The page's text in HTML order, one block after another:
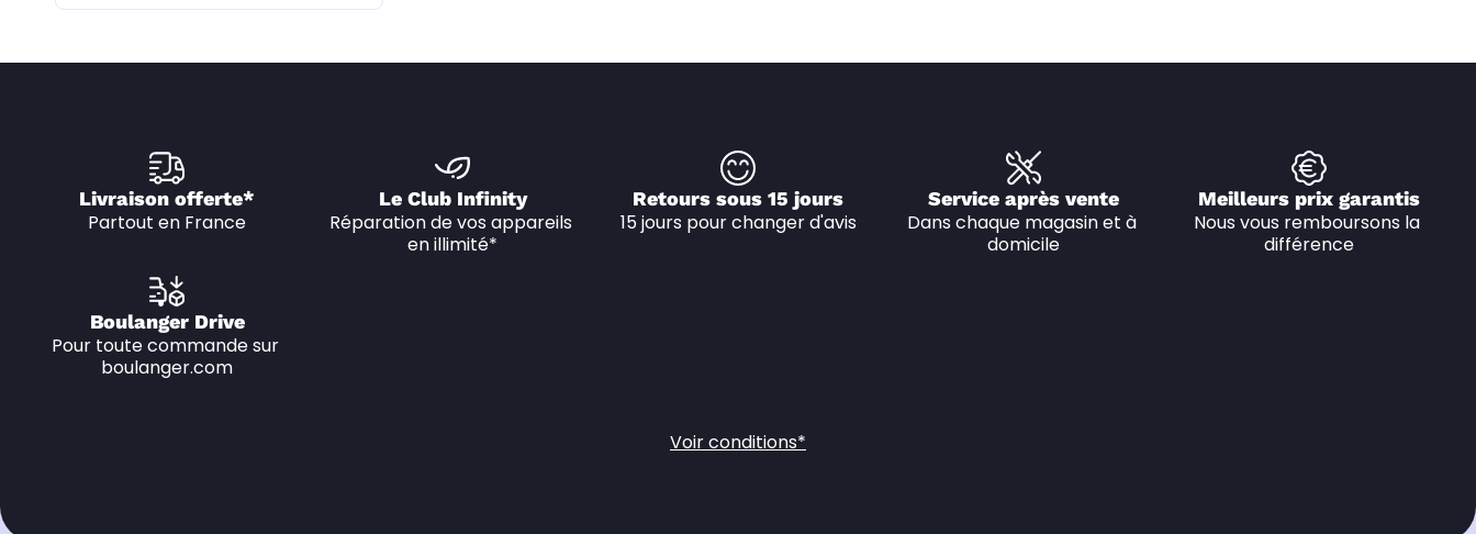
Livraison offerte*
Partout en France
Le Club Infinity
Réparation de vos appareils
en illimité*
Retours sous 15 jours
15 jours pour changer d'avis
Service après vente
Dans chaque magasin et à
domicile
Meilleurs prix garantis
Nous vous remboursons la
différence
Boulanger Drive
Pour toute commande sur
boulanger.com
Voir conditions*